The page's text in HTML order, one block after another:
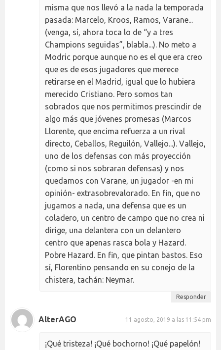
misma que nos llevó a la nada la temporada
pasada: Marcelo, Kroos, Ramos, Varane...
(venga, sí, ahora toca lo de “y a tres
Champions seguidas”, blabla...). No meto a
Modric porque aunque no es el que era creo
que es de esos jugadores que merece
retirarse en el Madrid, igual que lo hubiera
merecido Cristiano. Pero somos tan
sobrados que nos permitimos prescindir de
algo más que jóvenes promesas (Marcos
Llorente, que encima refuerza a un rival
directo, Ceballos, Reguilón, Vallejo...). Vallejo,
uno de los defensas con más proyección
(como si nos sobraran defensas) y nos
quedamos con Varane, un jugador -en mi
opinión- extrasobrevalorado. En fin, que no
jugamos a nada, una defensa que es un
coladero, un centro de campo que no crea ni
dirige, una delantera con un delantero
centro que apenas rasca bola y Hazard.
Pobre Hazard. En fin, que pintan bastos. Eso
sí, Florentino pensando en su conejo de la
chistera, tachán: Neymar.
Responder
AlterAGO 11 agosto, 2019 a las 11:54 pm
¡Qué tristeza! ¡Qué bochorno! ¡Qué papelón!